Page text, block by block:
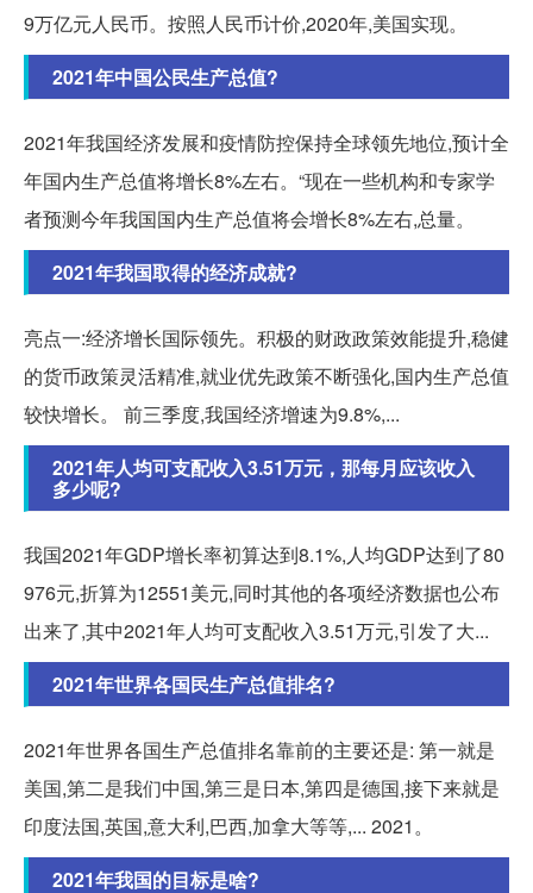
9万亿元人民币。按照人民币计价,2020年,美国实现。
2021年中国公民生产总值?
2021年我国经济发展和疫情防控保持全球领先地位,预计全
年国内生产总值将增长8%左右。“现在一些机构和专家学
者预测今年我国国内生产总值将会增长8%左右,总量。
2021年我国取得的经济成就?
亮点一:经济增长国际领先。积极的财政政策效能提升,稳健
的货币政策灵活精准,就业优先政策不断强化,国内生产总值
较快增长。 前三季度,我国经济增速为9.8%,...
2021年人均可支配收入3.51万元，那每月应该收入
多少呢?
我国2021年GDP增长率初算达到8.1%,人均GDP达到了80
976元,折算为12551美元,同时其他的各项经济数据也公布
出来了,其中2021年人均可支配收入3.51万元,引发了大...
2021年世界各国民生产总值排名?
2021年世界各国生产总值排名靠前的主要还是: 第一就是
美国,第二是我们中国,第三是日本,第四是德国,接下来就是
印度法国,英国,意大利,巴西,加拿大等等,... 2021。
2021年我国的目标是啥?